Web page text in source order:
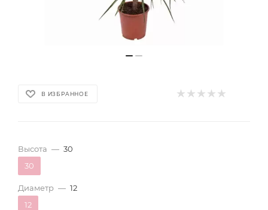
В ИЗБРАННОЕ
Высота — 30
30
Диаметр — 12
12